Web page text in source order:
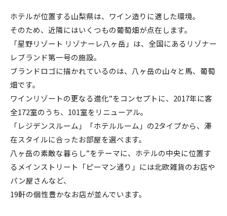
ホテルが位置する山梨県は、ワイン造りに適した環境。
そのため、近隣にはいくつもの葡萄畑が点在します。
「星野リゾート リゾナーレ八ヶ岳」は、全国にあるリゾナー
レブランド第一号の施設。
ブランドロゴに描かれているのは、八ヶ岳の山々と馬、葡萄
畑です。
ワインリゾートの更なる進化”をコンセプトに、2017年に客
全172室のうち、101室をリニューアル。
「レジデンスルーム」「ホテルルーム」の2タイプから、滞
在スタイルに合ったお部屋を選べます。
八ヶ岳の素敵な暮らし”をテーマに、ホテルの中央に位置す
るメインストリート「ピーマン通り」には北欧雑貨のお店や
パン屋さんなど、
19軒の個性豊かなお店が並んでいます。